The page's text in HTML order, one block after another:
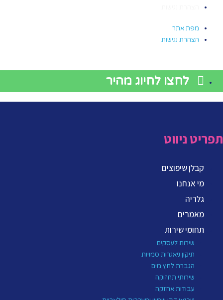
מפת אתר
הצהרת נגישות
לחצו לחיוג מהיר
תפריט ניווט
קבלן שיפוצים
מי אנחנו
גלריה
מאמרים
תחומי שירות
שירות לעסקים
תיקון ניאגרות סמויות
הגברת לחץ מים
שירותי תחזוקה
עבודות אחזקה